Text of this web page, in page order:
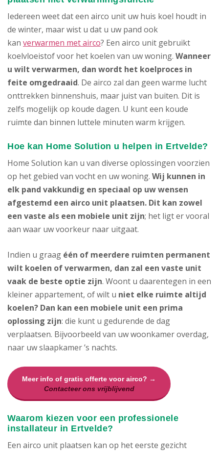
Iedereen weet dat een airco unit uw huis koel houdt in
de winter, maar wist u dat u uw pand ook
kan verwarmen met airco? Een airco unit gebruikt
koelvloeistof voor het koelen van uw woning. Wanneer
u wilt verwarmen, dan wordt het koelproces in
feite omgedraaid. De airco zal dan geen warme lucht
onttrekken binnenshuis, maar juist van buiten. Dit is
zelfs mogelijk op koude dagen. U kunt een koude
ruimte dan binnen luttele minuten warm krijgen.
Hoe kan Home Solution u helpen in Ertvelde?
Home Solution kan u van diverse oplossingen voorzien
op het gebied van vocht en uw woning. Wij kunnen in
elk pand vakkundig en speciaal op uw wensen
afgestemd een airco unit plaatsen. Dit kan zowel
een vaste als een mobiele unit zijn; het ligt er vooral
aan waar uw voorkeur naar uitgaat.
Indien u graag één of meerdere ruimten permanent
wilt koelen of verwarmen, dan zal een vaste unit
vaak de beste optie zijn. Woont u daarentegen in een
kleiner appartement, of wilt u niet elke ruimte altijd
koelen? Dan kan een mobiele unit een prima
oplossing zijn: die kunt u gedurende de dag
verplaatsen. Bijvoorbeeld van uw woonkamer overdag,
naar uw slaapkamer ’s nachts.
Meer info of gratis offerte voor airco? →
Contacteer ons vrijblijvend
Waarom kiezen voor een professionele
installateur in Ertvelde?
Een airco unit plaatsen kan op het eerste gezicht